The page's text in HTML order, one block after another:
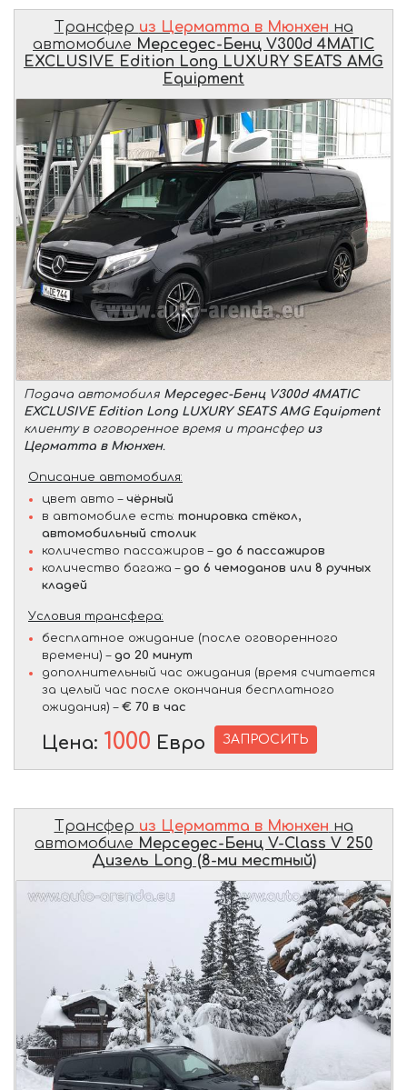
Трансфер из Церматта в Мюнхен на
автомобиле Мерседес-Бенц V300d 4MATIC
EXCLUSIVE Edition Long LUXURY SEATS AMG
Equipment
Подача автомобиля Мерседес-Бенц V300d 4MATIC
EXCLUSIVE Edition Long LUXURY SEATS AMG Equipment
клиенту в оговоренное время и трансфер из
Церматта в Мюнхен.
Описание автомобиля:
цвет авто – чёрный
в автомобиле есть: тонировка стёкол,
автомобильный столик
количество пассажиров – до 6 пассажиров
количество багажа – до 6 чемоданов или 8 ручных
кладей
Условия трансфера:
бесплатное ожидание (после оговоренного
времени) – до 20 минут
дополнительный час ожидания (время считается
за целый час после окончания бесплатного
ожидания) – € 70 в час
Цена: 1000 Евро ЗАПРОСИТЬ
Трансфер из Церматта в Мюнхен на
автомобиле Мерседес-Бенц V-Class V 250
Дизель Long (8-ми местный)